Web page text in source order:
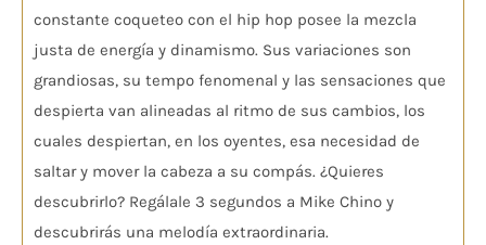
constante coqueteo con el hip hop posee la mezcla
justa de energía y dinamismo. Sus variaciones son
grandiosas, su tempo fenomenal y las sensaciones que
despierta van alineadas al ritmo de sus cambios, los
cuales despiertan, en los oyentes, esa necesidad de
saltar y mover la cabeza a su compás. ¿Quieres
descubrirlo? Regálale 3 segundos a Mike Chino y
descubrirás una melodía extraordinaria.